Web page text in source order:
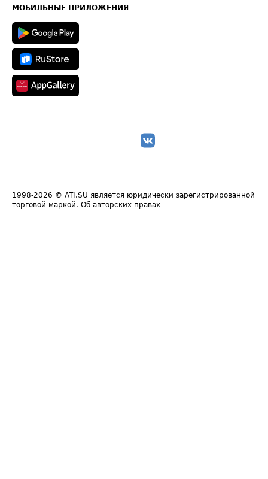
Техническая информация
МОБИЛЬНЫЕ ПРИЛОЖЕНИЯ
1998-2026 © ATI.SU является юридически зарегистрированной
торговой маркой. Об авторских правах